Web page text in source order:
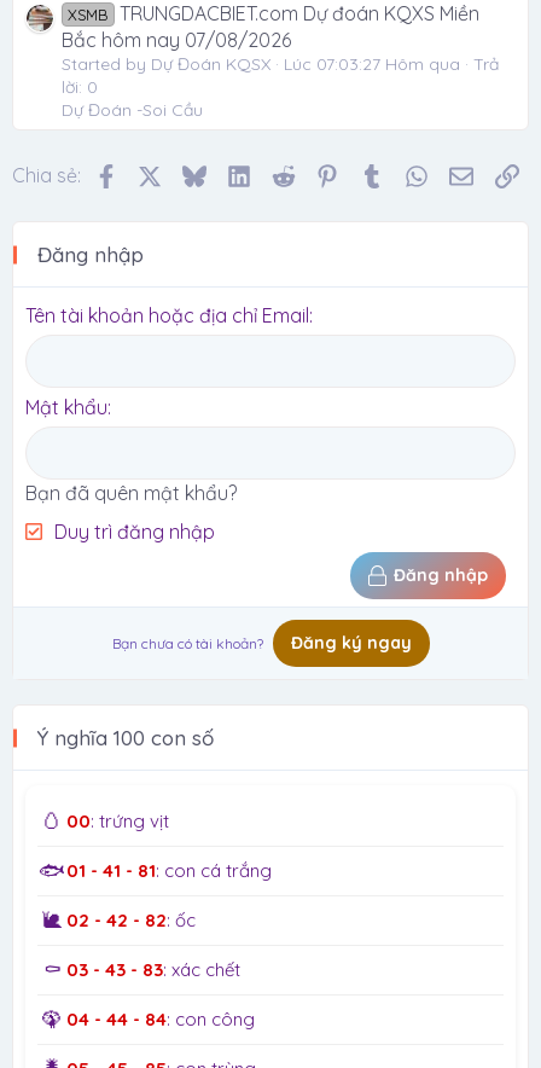
XSMB
TRUNGDACBIET.com Dự đoán KQXS Miền
Bắc hôm nay 07/08/2026
Started by Dự Đoán KQSX Lúc 07:03:27 Hôm qua
Trả
lời: 0
Dự Đoán -Soi Cầu
Chia sẻ: FacebookBlueskyLinkedIn
Reddit Pinterest
Tumblr WhatsApp
Email
Đăng nhập
Tên tài khoản hoặc địa chỉ Email
Mật khẩu
Bạn đã quên mật khẩu?
Duy trì đăng nhập
Đăng nhập
Bạn chưa có tài khoản? Đăng ký ngay
Ý nghĩa 100 con số
🥚 00: trứng vịt
🐟01 - 41 - 81: con cá trắng
🐌 02 - 42 - 82: ốc
⚰️ 03 - 43 - 83: xác chết
🦚 04 - 44 - 84: con công